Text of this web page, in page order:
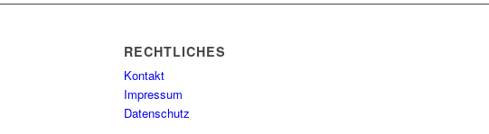
RECHTLICHES
Kontakt
Impressum
Datenschutz